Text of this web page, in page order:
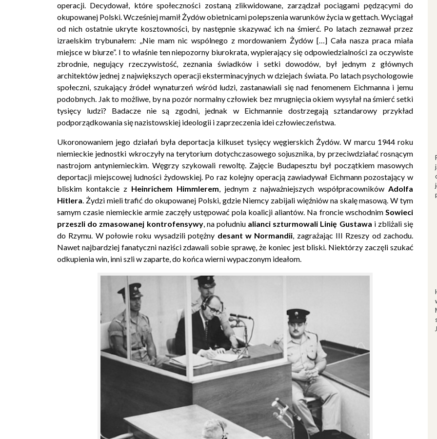
operacji. Decydował, które społeczności zostaną zlikwidowane, zarządzał pociągami pędzącymi do
okupowanej Polski. Wcześniej mamił Żydów obietnicami polepszenia warunków życia w gettach. Wyciągał
od nich ostatnie ukryte kosztowności, by następnie skazywać ich na śmierć. Po latach zeznawał przez
izraelskim trybunałem: ,,Nie mam nic wspólnego z mordowaniem Żydów […] Cała nasza praca miała
miejsce w biurze”. I to właśnie ten niepozorny biurokrata, wypierający się odpowiedzialności za oczywiste
zbrodnie, negujący rzeczywistość, zeznania świadków i setki dowodów, był jednym z głównych
architektów jednej z największych operacji eksterminacyjnych w dziejach świata. Po latach psychologowie
społeczni, szukający źródeł wynaturzeń wśród ludzi, zastanawiali się nad fenomenem Eichmanna i jemu
podobnych. Jak to możliwe, by na pozór normalny człowiek bez mrugnięcia okiem wysyłał na śmierć setki
tysięcy ludzi? Badacze nie są zgodni, jednak w Eichmannie dostrzegają sztandarowy przykład
podporządkowania się nazistowskiej ideologii i zaprzeczenia idei człowieczeństwa.
Ukoronowaniem jego działań była deportacja kilkuset tysięcy węgierskich Żydów. W marcu 1944 roku
niemieckie jednostki wkroczyły na terytorium dotychczasowego sojusznika, by przeciwdziałać rosnącym
nastrojom antyniemieckim. Węgrzy szykowali rewoltę. Zajęcie Budapesztu był początkiem masowych
deportacji miejscowej ludności żydowskiej. Po raz kolejny operacją zawiadywał Eichmann pozostający w
bliskim kontakcie z Heinrichem Himmlerem, jednym z najważniejszych współpracowników Adolfa
Hitlera. Żydzi mieli trafić do okupowanej Polski, gdzie Niemcy zabijali więźniów na skalę masową. W tym
samym czasie niemieckie armie zaczęły ustępować pola koalicji aliantów. Na froncie wschodnim Sowieci
przeszli do zmasowanej kontrofensywy, na południu alianci szturmowali Linię Gustawa i zbliżali się
do Rzymu. W połowie roku wysadzili potężny desant w Normandii, zagrażając III Rzeszy od zachodu.
Nawet najbardziej fanatyczni naziści zdawali sobie sprawę, że koniec jest bliski. Niektórzy zaczęli szukać
odkupienia win, inni szli w zaparte, do końca wierni wypaczonym ideałom.